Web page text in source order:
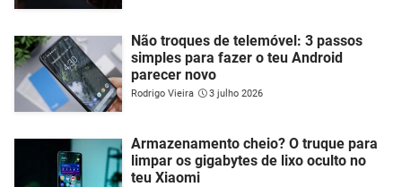
Não troques de telemóvel: 3 passos
simples para fazer o teu Android
parecer novo
Rodrigo Vieira 3 julho 2026
Armazenamento cheio? O truque para
limpar os gigabytes de lixo oculto no
teu Xiaomi